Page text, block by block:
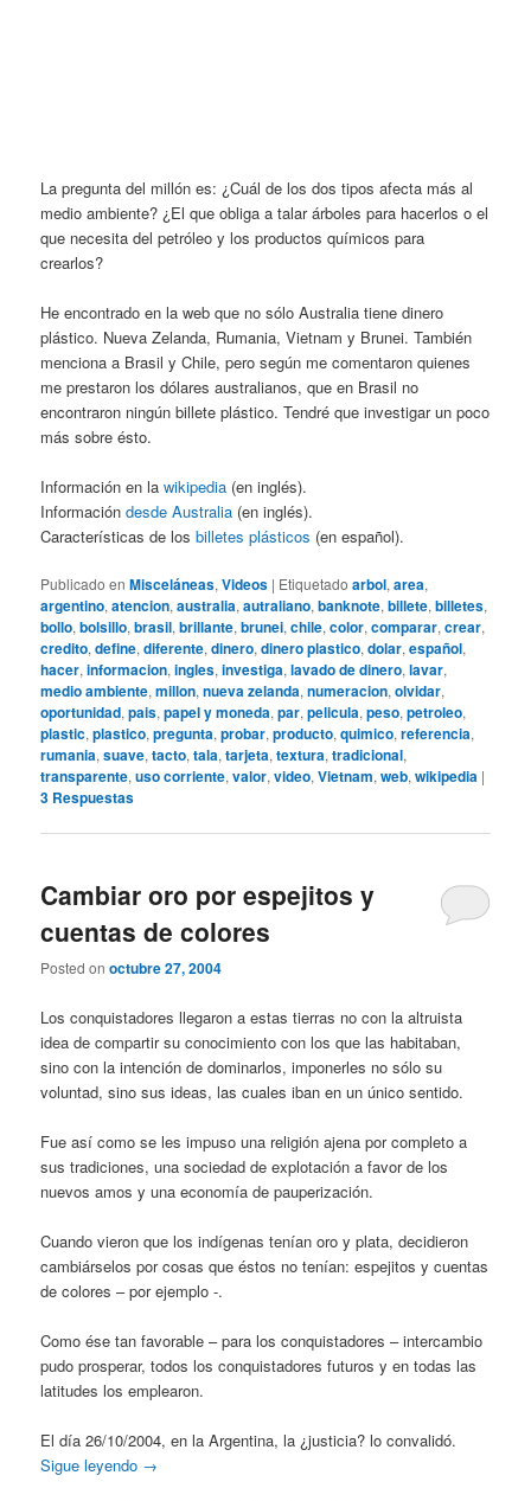
La pregunta del millón es: ¿Cuál de los dos tipos afecta más al
medio ambiente? ¿El que obliga a talar árboles para hacerlos o el
que necesita del petróleo y los productos químicos para
crearlos?
He encontrado en la web que no sólo Australia tiene dinero
plástico. Nueva Zelanda, Rumania, Vietnam y Brunei. También
menciona a Brasil y Chile, pero según me comentaron quienes
me prestaron los dólares australianos, que en Brasil no
encontraron ningún billete plástico. Tendré que investigar un poco
más sobre ésto.
Información en lawikipedia (en inglés).
Informacióndesde Australia (en inglés).
Características de losbilletes plásticos (en español).
Publicado en Misceláneas,Videos | Etiquetado arbol,area,
argentino,atencion,australia,autraliano,banknote,billete,billetes,
bollo,bolsillo,brasil,brillante,brunei,chile,color,comparar,crear,
credito,define,diferente,dinero,dinero plastico,dolar,español,
hacer,informacion,ingles,investiga,lavado de dinero,lavar,
medio ambiente,millon,nueva zelanda,numeracion,olvidar,
oportunidad,pais,papel y moneda,par,pelicula,peso,petroleo,
plastic,plastico,pregunta,probar,producto,quimico,referencia,
rumania,suave,tacto,tala,tarjeta,textura,tradicional,
transparente,uso corriente,valor,video,Vietnam,web,wikipedia |
3 Respuestas
Cambiar oro por espejitos y
cuentas de colores
Posted onoctubre 27, 2004
Los conquistadores llegaron a estas tierras no con la altruista
idea de compartir su conocimiento con los que las habitaban,
sino con la intención de dominarlos, imponerles no sólo su
voluntad, sino sus ideas, las cuales iban en un único sentido.
Fue así como se les impuso una religión ajena por completo a
sus tradiciones, una sociedad de explotación a favor de los
nuevos amos y una economía de pauperización.
Cuando vieron que los indígenas tenían oro y plata, decidieron
cambiárselos por cosas que éstos no tenían: espejitos y cuentas
de colores – por ejemplo -.
Como ése tan favorable – para los conquistadores – intercambio
pudo prosperar, todos los conquistadores futuros y en todas las
latitudes los emplearon.
El día 26/10/2004, en la Argentina, la ¿justicia? lo convalidó.
Sigue leyendo →